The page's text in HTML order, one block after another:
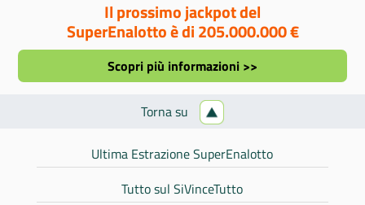
Il prossimo jackpot del
SuperEnalotto è di 205.000.000 €
Scopri più informazioni >>
Torna su
Ultima Estrazione SuperEnalotto
Tutto sul SiVinceTutto